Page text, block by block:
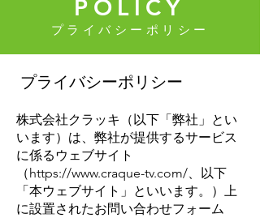
POLICY
​プライバシーポリシー
プライバシーポリシー
株式会社クラッキ（以下「弊社」とい
います）は、弊社が提供するサービス
に係るウェブサイト
（https://www.craque-tv.com/、以下
「本ウェブサイト」といいます。）上
に設置されたお問い合わせフォーム